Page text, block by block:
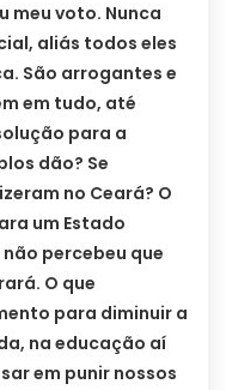
meu voto. Nunca
aliás todos eles
São arrogantes e
em tudo, até
para a
dão? Se
no Ceará? O
um Estado
percebeu que
O que
para diminuir a
na educação aí
em punir nossos